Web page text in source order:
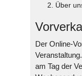
Über
Der Online-
am Tag der